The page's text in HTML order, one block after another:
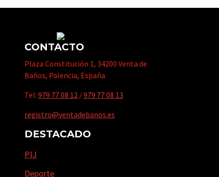
CONTACTO
Plaza Constitución 1, 34200 Venta de
Baños, Palencia, España
Tel: 979 77 08 12 /979 77 08 13
registro@ventadebanos.es
DESTACADO
PIJ
Deporte